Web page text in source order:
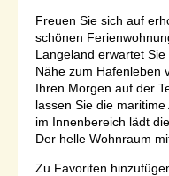
Freuen Sie sich auf
schönen
Langeland erwartet
Nähe zum Hafenleben
Ihren Morgen auf der
lassen Sie die
im Innenbereich lädt
Der helle Wohnraum
Zu Favoriten